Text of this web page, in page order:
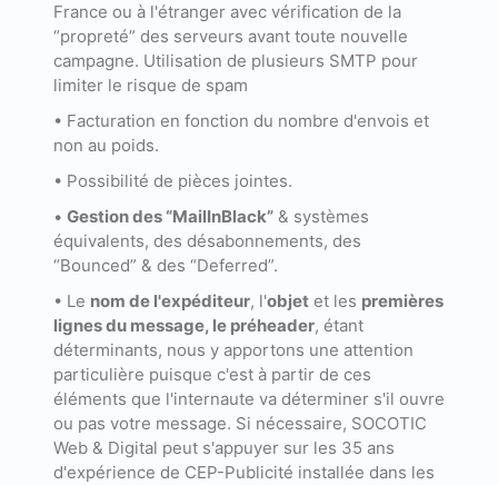
France ou à l'étranger avec vérification de la
“propreté” des serveurs avant toute nouvelle
campagne. Utilisation de plusieurs SMTP pour
limiter le risque de spam
• Facturation en fonction du nombre d'envois et
non au poids.
• Possibilité de pièces jointes.
• Gestion des “MailInBlack”& systèmes
équivalents, des désabonnements, des
“Bounced” & des “Deferred”.
• Le nom de l'expéditeur, l'objetet les premières
lignes du message, le préheader, étant
déterminants, nous y apportons une attention
particulière puisque c'est à partir de ces
éléments que l'internaute va déterminer s'il ouvre
ou pas votre message. Si nécessaire, SOCOTIC
Web & Digital peut s'appuyer sur les 35 ans
d'expérience de CEP-Publicité installée dans les